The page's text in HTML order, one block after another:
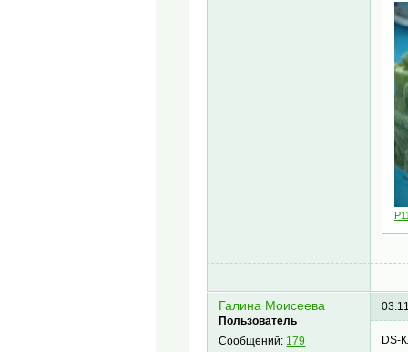
Галина Моисеева
Пользователь
Сообщений: 179
DS-